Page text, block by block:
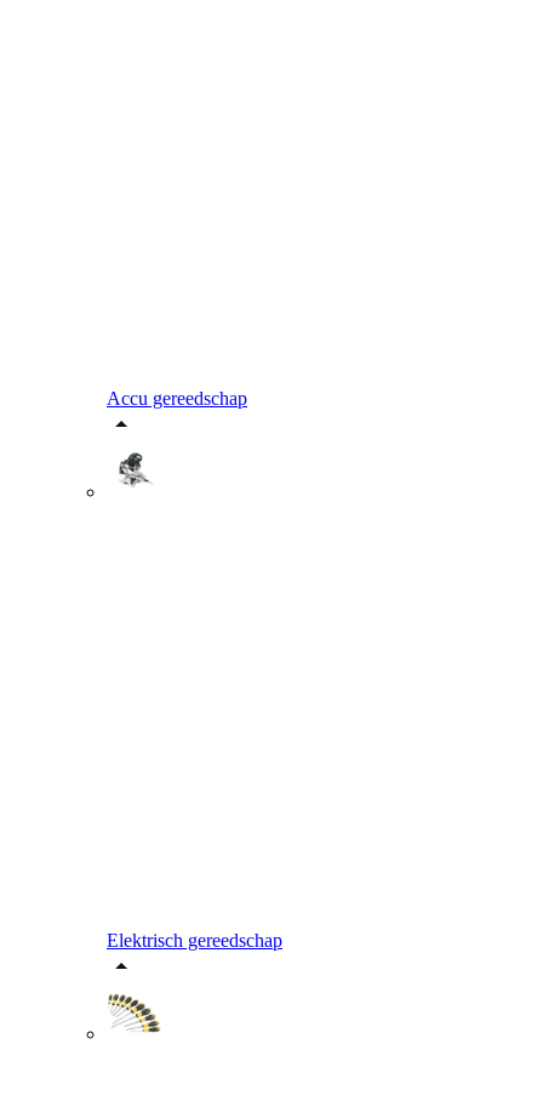
Accu gereedschap
Elektrisch gereedschap